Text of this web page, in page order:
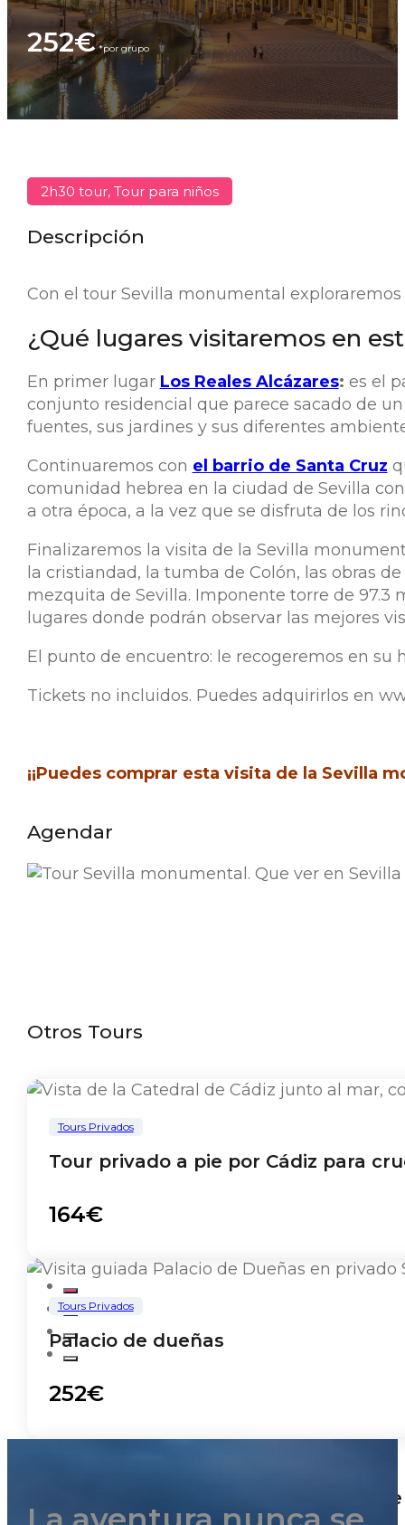
252€
2h30 tour, Tour para niños
Descripción
Con el tour Sevilla monumental
¿Qué lugares visitaremos en
En primer lugar Los Reales Alcázares: es el
conjunto residencial que parece sacado de
fuentes, sus jardines y sus diferentes
Continuaremos con el barrio de Santa Cruz
comunidad hebrea en la ciudad de Sevilla
a otra época, a la vez que se disfruta de los
Finalizaremos la visita de la Sevilla
la cristiandad, la tumba de Colón, las obras
mezquita de Sevilla. Imponente torre de 97.3
lugares donde podrán observar las mejores
El punto de encuentro: le recogeremos en su
Tickets no incluidos. Puedes adquirirlos en
¡¡Puedes comprar esta visita de la Sevilla
Agendar
Otros Tours
Tours Privados
Tour privado a pie por Cádiz para
164€
Tours Privados
Palacio de dueñas
252€
Tour panorámico de Sevilla en coche